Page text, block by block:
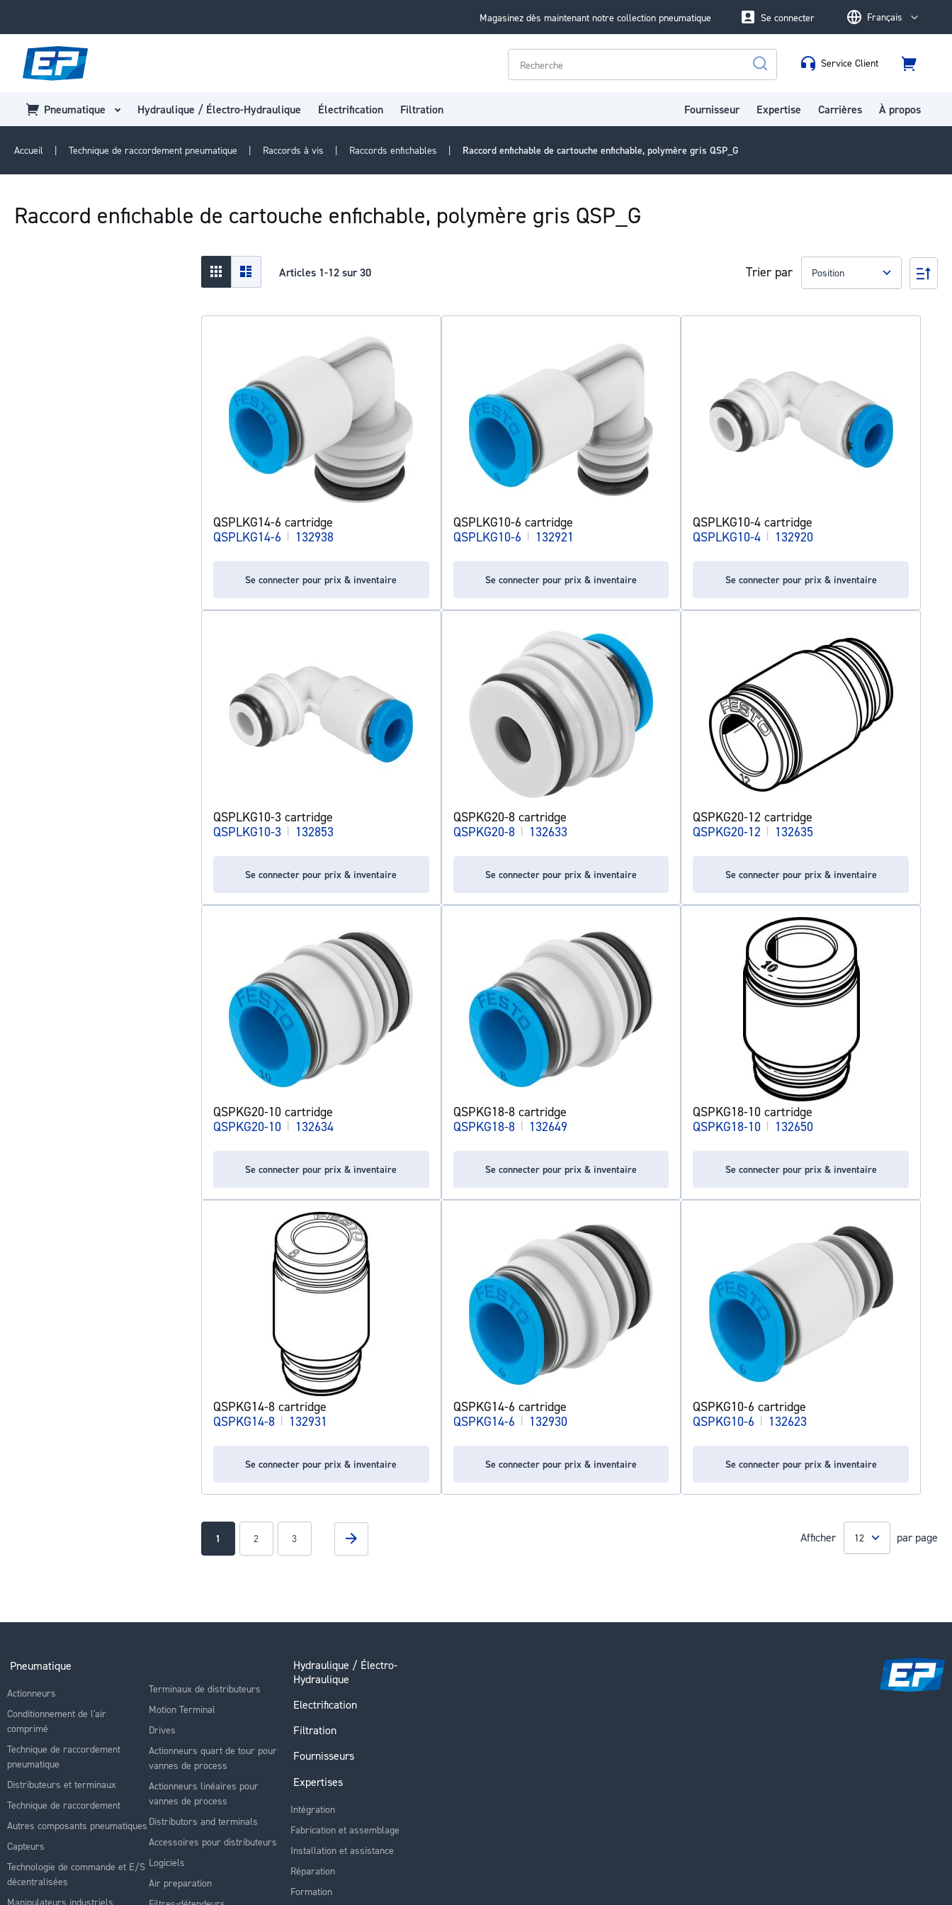
Magasinez dès maintenant notre collection pneumatique LanguageFrançais
Se connecter
Rechercher
Service Client
Panier
Pneumatique Hydraulique / Électro-Hydraulique Électrification Filtration Fournisseur Expertise Carrières À propos
Accueil Technique de raccordement pneumatique Raccords à vis Raccords enfichables Raccord enfichable de cartouche enfichable, polymère gris QSP_G
Raccord enfichable de cartouche enfichable, polymère gris QSP_G
Afficher
en
Grid Liste Articles 1-12sur30 Trier par
Par
QSPLKG14-6 cartridge
QSPLKG14-6 | 132938
Se connecter pour prix & inventaire
QSPLKG10-6 cartridge
QSPLKG10-6 | 132921
Se connecter pour prix & inventaire
QSPLKG10-4 cartridge
QSPLKG10-4 | 132920
Se connecter pour prix & inventaire
QSPLKG10-3 cartridge
QSPLKG10-3 | 132853
Se connecter pour prix & inventaire
QSPKG20-8 cartridge
QSPKG20-8 | 132633
Se connecter pour prix & inventaire
QSPKG20-12 cartridge
QSPKG20-12 | 132635
Se connecter pour prix & inventaire
QSPKG20-10 cartridge
QSPKG20-10 | 132634
Se connecter pour prix & inventaire
QSPKG18-8 cartridge
QSPKG18-8 | 132649
Se connecter pour prix & inventaire
QSPKG18-10 cartridge
QSPKG18-10 | 132650
Se connecter pour prix & inventaire
QSPKG14-8 cartridge
QSPKG14-8 | 132931
Se connecter pour prix & inventaire
QSPKG14-6 cartridge
QSPKG14-6 | 132930
Se connecter pour prix & inventaire
QSPKG10-6 cartridge
QSPKG10-6 | 132623
Se connecter pour prix & inventaire
PageYou're currently reading page
1 Page
2 Page
3 Page
Suivant Afficher par page
Pneumatique
Actionneurs
Conditionnement de l'air
comprimé
Technique de raccordement
pneumatique
Distributeurs et terminaux
Technique de raccordement
Autres composants pneumatiques
Capteurs
Technologie de commande et E/S
décentralisées
Manipulateurs industriels
Terminaux de distributeurs
Motion Terminal
Drives
Actionneurs quart de tour pour
vannes de process
Actionneurs linéaires pour
vannes de process
Distributors and terminals
Accessoires pour distributeurs
Logiciels
Air preparation
Hydraulique / Électro-
Hydraulique
Electrification
Filtration
Fournisseurs
Expertises
Intégration
Fabrication et assemblage
Installation et assistance
Réparation
Formation